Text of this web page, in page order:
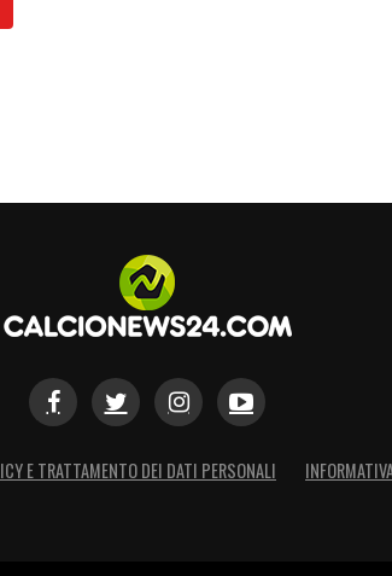
la mia famiglia viene a
E TRATTAMENTO DEI DATI PERSONALI